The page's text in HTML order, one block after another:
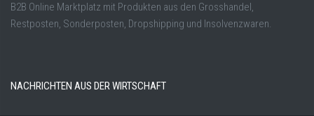
B2B Online Marktplatz mit Produkten aus den Grosshandel,
Restposten, Sonderposten, Dropshipping und Insolvenzwaren.
NACHRICHTEN AUS DER WIRTSCHAFT